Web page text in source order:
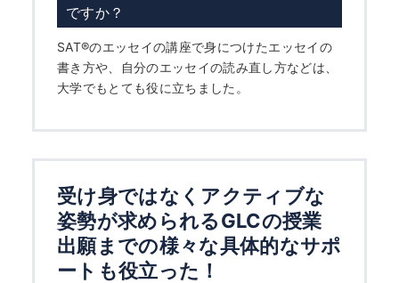
ですか？
SAT®のエッセイの講座で身につけたエッセイの
書き方や、自分のエッセイの読み直し方などは、
大学でもとても役に立ちました。
受け身ではなくアクティブな
姿勢が求められるGLCの授業
出願までの様々な具体的なサポ
ートも役立った！